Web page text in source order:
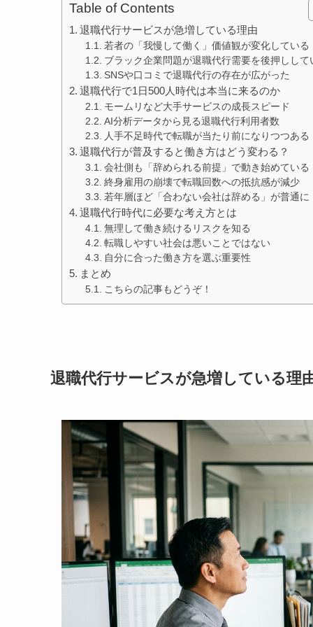
Table of Contents
退職代行サービスが急増している理由
若者の「我慢して働く」価値観が変化している
ブラック企業問題が退職代行需要を後押しして
SNSや口コミで退職代行の存在が広がった
退職代行で1日500人時代は本当に来るのか
モームリなど大手サービスの成長スピード
AI分析データから見る退職代行利用者数
人手不足時代で転職が当たり前になりつつある
退職代行が普及すると働き方はどう変わる？
会社側も「辞められる前提」で動き始めている
終身雇用の崩壊で転職回数への抵抗感が減少
若年層ほど「合わない会社は辞める」が普通に
退職代行時代に必要な考え方とは
無理して働き続けるリスクを知る
転職しやすい社会は悪いことではない
自分に合った働き方を選ぶ重要性
まとめ
こちらの記事もどうぞ！
退職代行サービスが急増している理